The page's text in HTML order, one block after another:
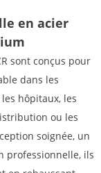
en acier
sont conçus pour
dans les
hôpitaux, les
ou les
soignée, un
professionnelle, ils